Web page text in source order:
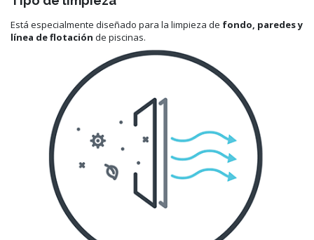
Está especialmente diseñado para la limpieza de fondo, paredes y
línea de flotación de piscinas.